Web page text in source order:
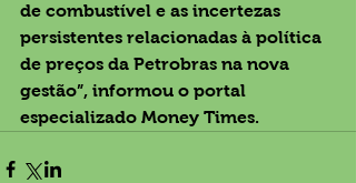
de combustível e as incertezas
persistentes relacionadas à política
de preços da Petrobras na nova
gestão”, informou o portal
especializado Money Times.